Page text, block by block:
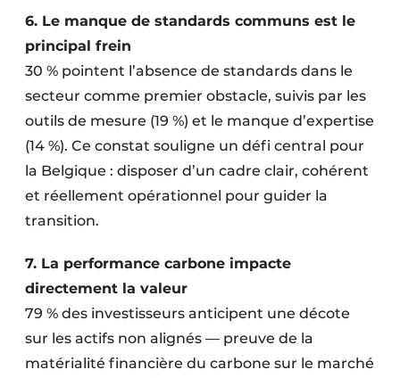
6. Le manque de standards communs est le
principal frein
30 % pointent l’absence de standards dans le
secteur comme premier obstacle, suivis par les
outils de mesure (19 %) et le manque d’expertise
(14 %). Ce constat souligne un défi central pour
la Belgique : disposer d’un cadre clair, cohérent
et réellement opérationnel pour guider la
transition.
7. La performance carbone impacte
directement la valeur
79 % des investisseurs anticipent une décote
sur les actifs non alignés — preuve de la
matérialité financière du carbone sur le marché